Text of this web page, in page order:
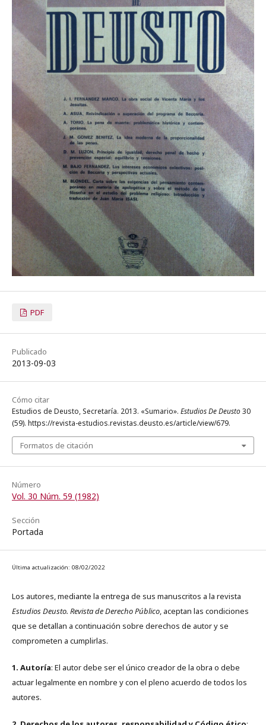
PDF
Publicado
2013-09-03
Cómo citar
Estudios de Deusto, Secretaría. 2013. «Sumario». Estudios De Deusto30
(59). https://revista-estudios.revistas.deusto.es/article/view/679.
Formatos de citación
Número
Vol. 30 Núm. 59 (1982)
Sección
Portada
Última actualización: 08/02/2022
Los autores, mediante la entrega de sus manuscritos a la revista
Estudios Deusto. Revista de Derecho Público, aceptan las condiciones
que se detallan a continuación sobre derechos de autor y se
comprometen a cumplirlas.
1. Autoría: El autor debe ser el único creador de la obra o debe
actuar legalmente en nombre y con el pleno acuerdo de todos los
autores.